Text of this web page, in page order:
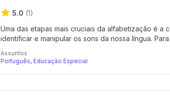
5.0 (1)
Uma das etapas mais cruciais da alfabetização é
identificar e manipular os sons da nossa língua. Para
Assuntos
Português, Educação Especial